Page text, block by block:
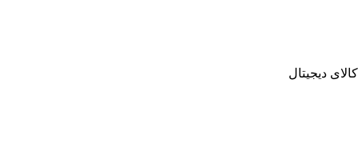
کالای دیجیتال